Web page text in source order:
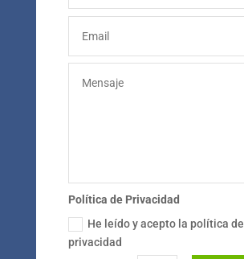
Política de Privacidad
He leído y acepto la política de
privacidad